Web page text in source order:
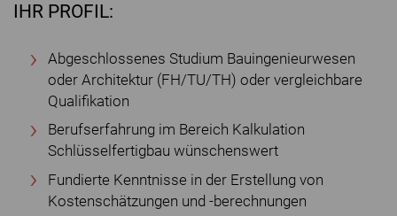
IHR PROFIL:
Abgeschlossenes Studium Bauingenieurwesen
oder Architektur (FH/TU/TH) oder vergleichbare
Qualifikation
Berufserfahrung im Bereich Kalkulation
Schlüsselfertigbau wünschenswert
Fundierte Kenntnisse in der Erstellung von
Kostenschätzungen und -berechnungen